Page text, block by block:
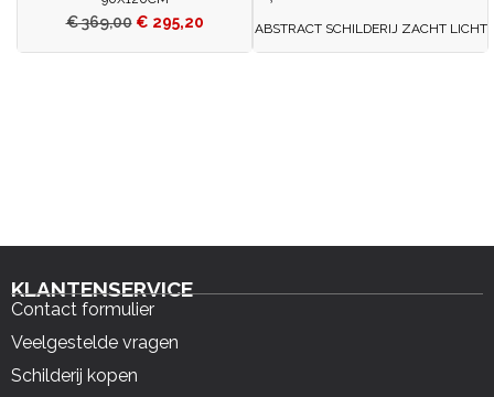
€369,00 € 295,20 ABSTRACT SCHILDERIJ ZACHT LICHT
KLANTENSERVICE
Contact formulier
Veelgestelde vragen
Schilderij kopen